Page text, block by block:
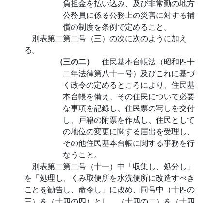
負担金を払い込み、及び非常勤の地方
公務員に係る公務上の災害に対する補
償の制度を条例で定めること。
別表第二第二号（三）の次に次のように加え
る。
（三の二） 住民基本台帳法（昭和四十
二年法律第八十一号）及びこれに基づ
く政令の定めるところにより、住民基
本台帳を備え、その住民について必要
な事項を記録し、住民票の写しを交付
し、戸籍の附票を作成し、住民として
の地位の変更に関する届出を受理し、
その他住民基本台帳に関する事務を行
なうこと。
別表第二第二号（十一）中「収集し、処分し」
を「処理し、くみ取便所を水洗便所に改造すべき
ことを勧告し、命令し」に改め、同号中（十四の